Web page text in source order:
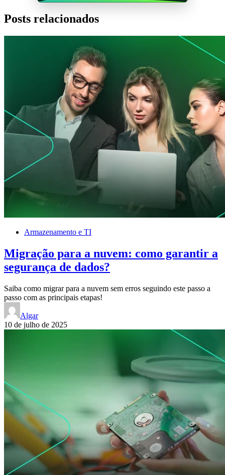
Posts relacionados
Armazenamento e TI
Migração para a nuvem: como garantir a
segurança de dados?
Saiba como migrar para a nuvem sem erros seguindo este passo a
passo com as principais etapas!
Algar
10 de julho de 2025